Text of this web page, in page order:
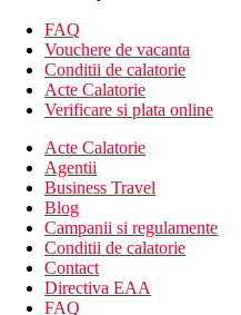
relaxare
bar langa piscina
WiFi gratuit
sala de fitness
menaj zilnic
sali de conferinte /
servicii de curatatorie
schimb valutar
terasa
gradina
parcare (contra cost)
FAQ
Vouchere de vacanta
Conditii de calatorie
Acte Calatorie
Verificare si plata online
Acte Calatorie
Agentii
Business Travel
Blog
Campanii si regulamente
Conditii de calatorie
Contact
Directiva EAA
FAQ